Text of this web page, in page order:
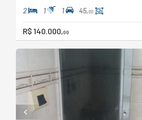
2 1 1 45,00
R$ 140.000,00